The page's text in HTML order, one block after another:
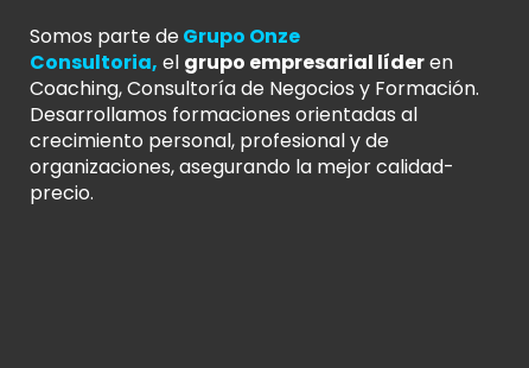
Somos parte deGrupo Onze
Consultoria, el grupo empresarial líderen
Coaching, Consultoría de Negocios y Formación.
Desarrollamos formaciones orientadas al
crecimiento personal, profesional y de
organizaciones, asegurando la mejor calidad-
precio.